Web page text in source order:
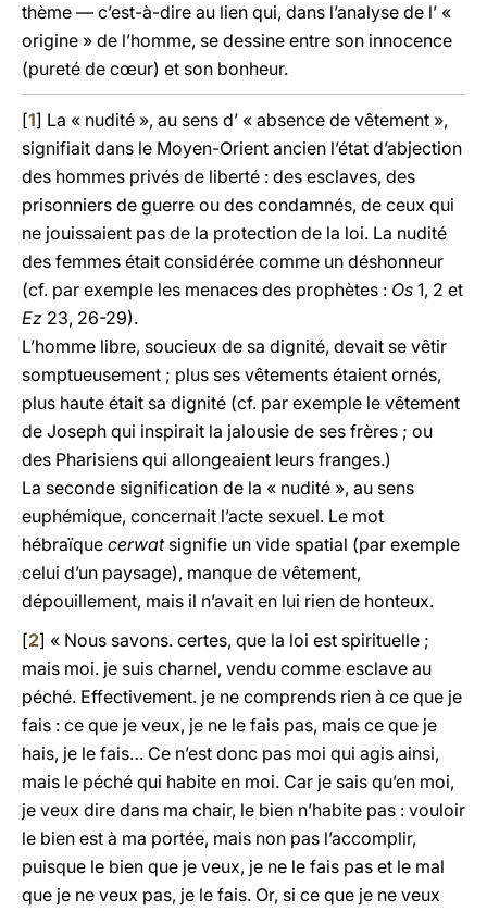
thème — c’est-à-dire au lien qui, dans l’analyse de l’ «
origine » de l’homme, se dessine entre son innocence
(pureté de cœur) et son bonheur.
[1] La « nudité », au sens d’ « absence de vêtement »,
signifiait dans le Moyen-Orient ancien l’état d’abjection
des hommes privés de liberté : des esclaves, des
prisonniers de guerre ou des condamnés, de ceux qui
ne jouissaient pas de la protection de la loi. La nudité
des femmes était considérée comme un déshonneur
(cf. par exemple les menaces des prophètes : Os 1, 2 et
Ez 23, 26-29).
L’homme libre, soucieux de sa dignité, devait se vêtir
somptueusement ; plus ses vêtements étaient ornés,
plus haute était sa dignité (cf. par exemple le vêtement
de Joseph qui inspirait la jalousie de ses frères ; ou
des Pharisiens qui allongeaient leurs franges.)
La seconde signification de la « nudité », au sens
euphémique, concernait l’acte sexuel. Le mot
hébraïque cerwat signifie un vide spatial (par exemple
celui d’un paysage), manque de vêtement,
dépouillement, mais il n’avait en lui rien de honteux.
[2] « Nous savons. certes, que la loi est spirituelle ;
mais moi. je suis charnel, vendu comme esclave au
péché. Effectivement. je ne comprends rien à ce que je
fais : ce que je veux, je ne le fais pas, mais ce que je
hais, je le fais… Ce n’est donc pas moi qui agis ainsi,
mais le péché qui habite en moi. Car je sais qu’en moi,
je veux dire dans ma chair, le bien n’habite pas : vouloir
le bien est à ma portée, mais non pas l’accomplir,
puisque le bien que je veux, je ne le fais pas et le mal
que je ne veux pas, je le fais. Or, si ce que je ne veux